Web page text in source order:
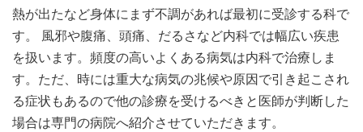
熱が出たなど身体にまず不調があれば最初に受診する科で
す。 風邪や腹痛、頭痛、だるさなど内科では幅広い疾患
を扱います。頻度の高いよくある病気は内科で治療しま
す。ただ、時には重大な病気の兆候や原因で引き起こされ
る症状もあるので他の診療を受けるべきと医師が判断した
場合は専門の病院へ紹介させていただきます。